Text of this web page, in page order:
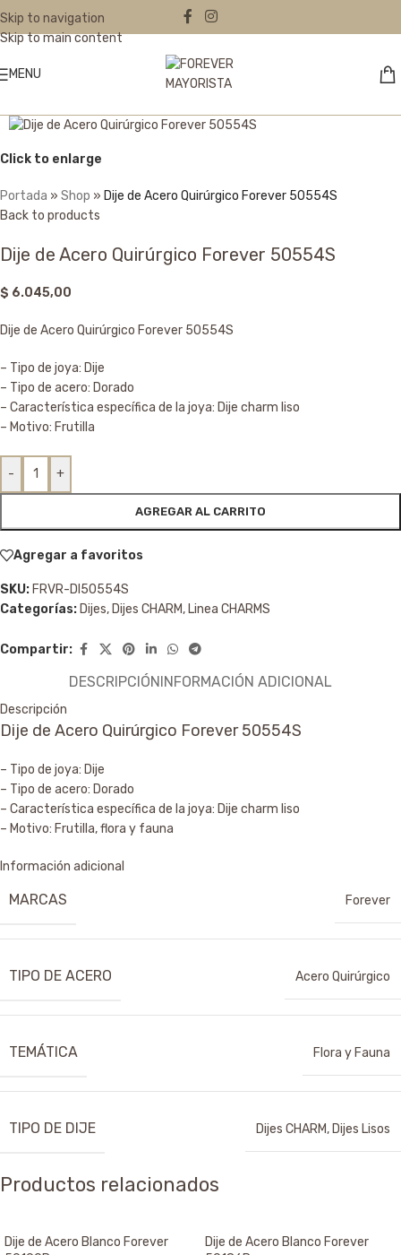
Skip to navigation
Skip to main content
MENU
Click to enlarge
Portada » Shop » Dije de Acero Quirúrgico Forever 50554S
Back to products
Dije de Acero Quirúrgico Forever 50554S
$ 6.045,00
Dije de Acero Quirúrgico Forever 50554S
– Tipo de joya: Dije
– Tipo de acero: Dorado
– Característica específica de la joya: Dije charm liso
– Motivo: Frutilla
- +
AGREGAR AL CARRITO
Agregar a favoritos
SKU: FRVR-DI50554S
Categorías: Dijes, Dijes CHARM, Linea CHARMS
Compartir:
DESCRIPCIÓNINFORMACIÓN ADICIONAL
Descripción
Dije de Acero Quirúrgico Forever 50554S
– Tipo de joya: Dije
– Tipo de acero: Dorado
– Característica específica de la joya: Dije charm liso
– Motivo: Frutilla, flora y fauna
Información adicional
MARCAS Forever
TIPO DE ACERO Acero Quirúrgico
TEMÁTICA Flora y Fauna
TIPO DE DIJE Dijes CHARM, Dijes Lisos
Productos relacionados
Dije de Acero Blanco Forever
Dije de Acero Blanco Forever